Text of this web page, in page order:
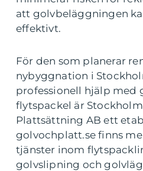
att golvbeläggningen
effektivt.
För den som planerar
nybyggnation i
professionell hjälp med
flytspackel är
Plattsättning AB ett
golvochplatt.se finns
tjänster inom
golvslipning och